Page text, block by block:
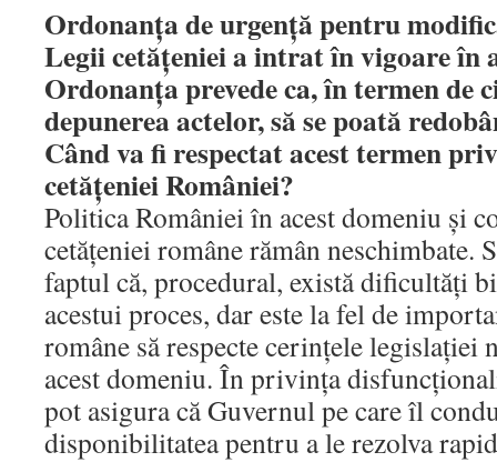
Ordonanţa de urgenţă pentru
Legii cetăţeniei a intrat în vigoare în
Ordonanţa prevede ca, în termen de
depunerea actelor, să se poată
Când va fi respectat acest termen
cetăţeniei României?
Politica României în acest domeniu şi
cetăţeniei române rămân neschimbate.
faptul că, procedural, există dificultăţi
acestui proces, dar este la fel de
române să respecte cerinţele legislaţiei
acest domeniu. În privinţa
pot asigura că Guvernul pe care îl
disponibilitatea pentru a le rezolva